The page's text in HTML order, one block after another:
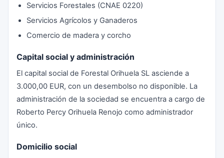
Servicios Forestales (CNAE 0220)
Servicios Agrícolos y Ganaderos
Comercio de madera y corcho
Capital social y administración
El capital social de Forestal Orihuela SL asciende a
3.000,00 EUR, con un desembolso no disponible. La
administración de la sociedad se encuentra a cargo de
Roberto Percy Orihuela Renojo como administrador
único.
Domicilio social